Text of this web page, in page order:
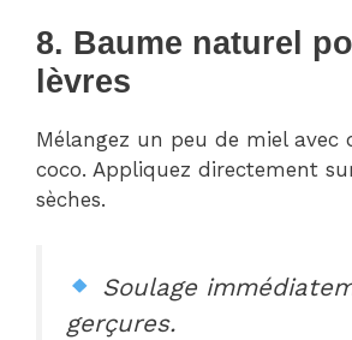
8. Baume naturel
lèvres
Mélangez un peu de miel avec
coco. Appliquez directement
sèches.
Soulage
gerçures.